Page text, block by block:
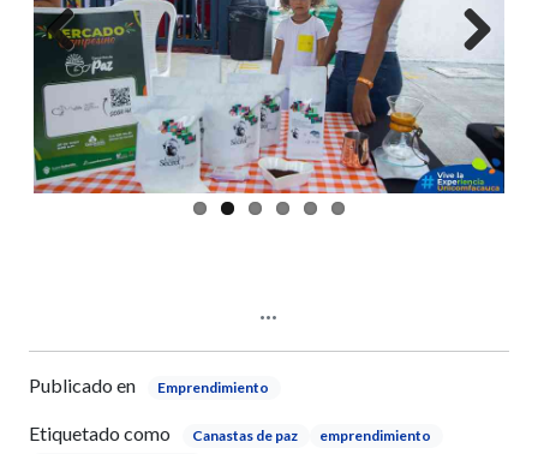
Previous Next
Publicado en Emprendimiento
Etiquetado como Canastas de paz
emprendimiento